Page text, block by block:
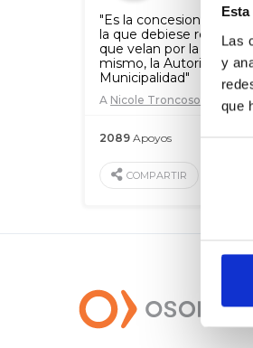
Las
y
que
"Es la concesionaria a
la que debiese
que velan por la
mismo, la Autoridad
Municipalidad"
A Nicole Troncoso
2089 Apoyos
COMPARTIR